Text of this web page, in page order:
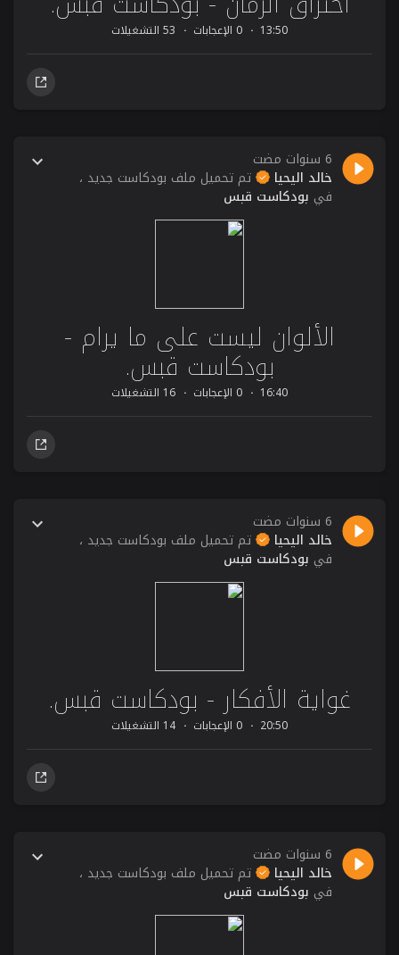
13:50 0 الإعجابات 53 التشغيلات
6 سنوات مضت
خالد اليحيا تم تحميل ملف بودكاست جديد ،
في بودكاست قبس
الألوان ليست على ما يرام -
بودكاست قبس.
16:40 0 الإعجابات 16 التشغيلات
6 سنوات مضت
خالد اليحيا تم تحميل ملف بودكاست جديد ،
في بودكاست قبس
غواية الأفكار - بودكاست قبس.
20:50 0 الإعجابات 14 التشغيلات
6 سنوات مضت
خالد اليحيا تم تحميل ملف بودكاست جديد ،
في بودكاست قبس